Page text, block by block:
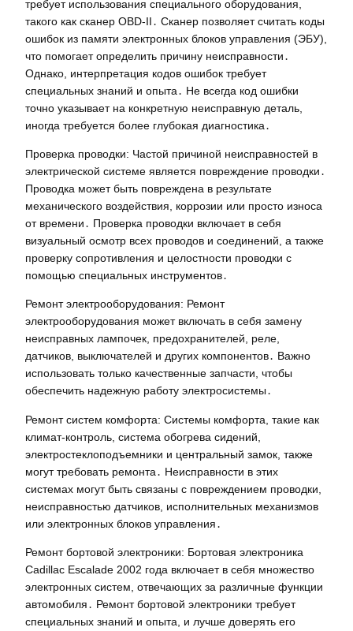
требует использования специального оборудования,
такого как сканер OBD-II․ Сканер позволяет считать коды
ошибок из памяти электронных блоков управления (ЭБУ),
что помогает определить причину неисправности․
Однако, интерпретация кодов ошибок требует
специальных знаний и опыта․ Не всегда код ошибки
точно указывает на конкретную неисправную деталь,
иногда требуется более глубокая диагностика․
Проверка проводки: Частой причиной неисправностей в
электрической системе является повреждение проводки․
Проводка может быть повреждена в результате
механического воздействия, коррозии или просто износа
от времени․ Проверка проводки включает в себя
визуальный осмотр всех проводов и соединений, а также
проверку сопротивления и целостности проводки с
помощью специальных инструментов․
Ремонт электрооборудования: Ремонт
электрооборудования может включать в себя замену
неисправных лампочек, предохранителей, реле,
датчиков, выключателей и других компонентов․ Важно
использовать только качественные запчасти, чтобы
обеспечить надежную работу электросистемы․
Ремонт систем комфорта: Системы комфорта, такие как
климат-контроль, система обогрева сидений,
электростеклоподъемники и центральный замок, также
могут требовать ремонта․ Неисправности в этих
системах могут быть связаны с повреждением проводки,
неисправностью датчиков, исполнительных механизмов
или электронных блоков управления․
Ремонт бортовой электроники: Бортовая электроника
Cadillac Escalade 2002 года включает в себя множество
электронных систем, отвечающих за различные функции
автомобиля․ Ремонт бортовой электроники требует
специальных знаний и опыта, и лучше доверять его